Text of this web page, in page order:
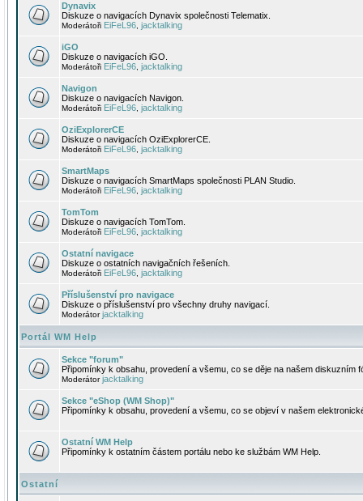
Dynavix
Diskuze o navigacích Dynavix společnosti Telematix.
Moderátoři EiFeL96 jacktalking
iGO
Diskuze o navigacích iGO.
Moderátoři EiFeL96 jacktalking
Navigon
Diskuze o navigacích Navigon.
Moderátoři EiFeL96 jacktalking
OziExplorerCE
Diskuze o navigacích OziExplorerCE.
Moderátoři EiFeL96 jacktalking
SmartMaps
Diskuze o navigacích SmartMaps společnosti PLAN Studio.
Moderátoři EiFeL96 jacktalking
TomTom
Diskuze o navigacích TomTom.
Moderátoři EiFeL96 jacktalking
Ostatní navigace
Diskuze o ostatních navigačních řešeních.
Moderátoři EiFeL96 jacktalking
Příslušenství pro navigace
Diskuze o příslušenství pro všechny druhy navigací.
Moderátorjacktalking
Portál WM Help
Sekce "forum"
Připomínky k obsahu, provedení a všemu, co se děje na našem diskuzním
Moderátorjacktalking
Sekce "eShop (WM Shop)"
Připomínky k obsahu, provedení a všemu, co se objeví v našem
Ostatní WM Help
Připomínky k ostatním částem portálu nebo ke službám WM Help.
Ostatní